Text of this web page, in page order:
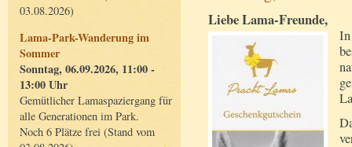
03.08.2026)
Lama-Park-Wanderung im
Sommer
Sonntag, 06.09.2026, 11:00 -
13:00 Uhr
Gemütlicher Lamaspaziergang für
alle Generationen im Park.
Noch 6 Plätze frei (Stand vom
Liebe Lama-Freunde,
In